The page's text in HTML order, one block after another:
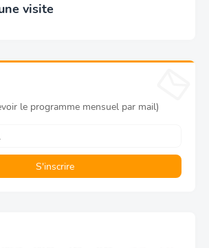
visite
le programme mensuel par mail)